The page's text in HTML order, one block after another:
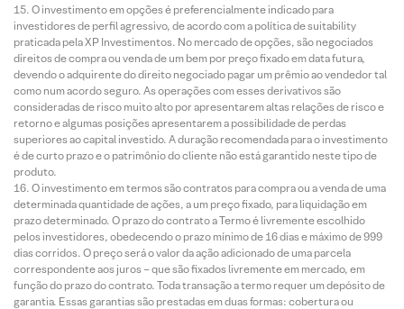
O investimento em opções é preferencialmente indicado para
investidores de perfil agressivo, de acordo com a política de suitability
praticada pela XP Investimentos. No mercado de opções, são negociados
direitos de compra ou venda de um bem por preço fixado em data futura,
devendo o adquirente do direito negociado pagar um prêmio ao vendedor tal
como num acordo seguro. As operações com esses derivativos são
consideradas de risco muito alto por apresentarem altas relações de risco e
retorno e algumas posições apresentarem a possibilidade de perdas
superiores ao capital investido. A duração recomendada para o investimento
é de curto prazo e o patrimônio do cliente não está garantido neste tipo de
produto.
O investimento em termos são contratos para compra ou a venda de uma
determinada quantidade de ações, a um preço fixado, para liquidação em
prazo determinado. O prazo do contrato a Termo é livremente escolhido
pelos investidores, obedecendo o prazo mínimo de 16 dias e máximo de 999
dias corridos. O preço será o valor da ação adicionado de uma parcela
correspondente aos juros – que são fixados livremente em mercado, em
função do prazo do contrato. Toda transação a termo requer um depósito de
garantia. Essas garantias são prestadas em duas formas: cobertura ou